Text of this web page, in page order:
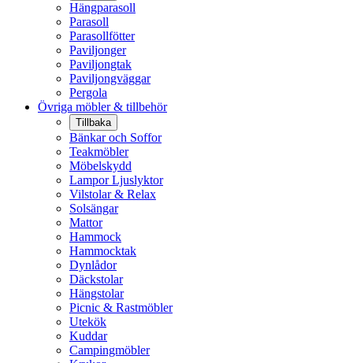
Hängparasoll
Parasoll
Parasollfötter
Paviljonger
Paviljongtak
Paviljongväggar
Pergola
Övriga möbler & tillbehör
Tillbaka
Bänkar och Soffor
Teakmöbler
Möbelskydd
Lampor Ljuslyktor
Vilstolar & Relax
Solsängar
Mattor
Hammock
Hammocktak
Dynlådor
Däckstolar
Hängstolar
Picnic & Rastmöbler
Utekök
Kuddar
Campingmöbler